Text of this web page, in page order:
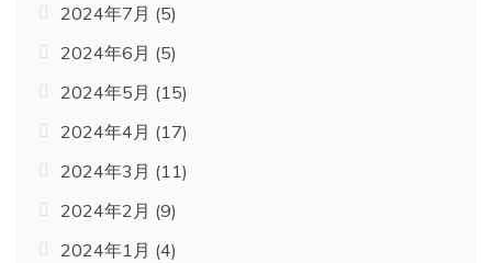
2024年7月 (5)
2024年6月 (5)
2024年5月 (15)
2024年4月 (17)
2024年3月 (11)
2024年2月 (9)
2024年1月 (4)